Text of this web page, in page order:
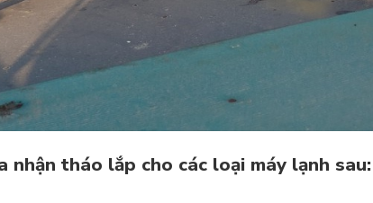
nhận tháo lắp cho các loại máy lạnh sau: